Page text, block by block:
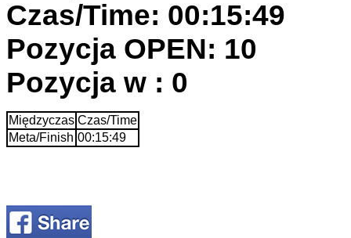
Czas/Time: 00:15:49
Pozycja OPEN: 10
Pozycja w : 0
Międzyczas Czas/Time
Meta/Finish 00:15:49